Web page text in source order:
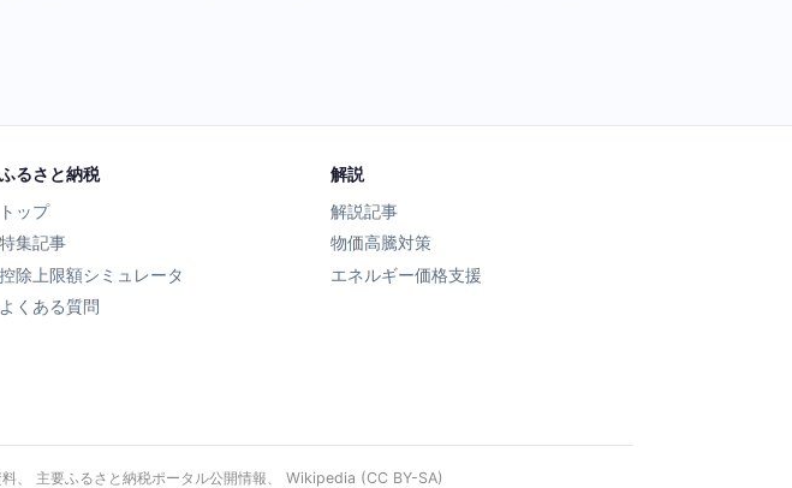
ふるさと納税
トップ
特集記事
控除上限額シミュレータ
よくある質問
解説
解説記事
物価高騰対策
エネルギー価格支援
、 主要ふるさと納税ポータル公開情報、 Wikipedia (CC BY-SA)